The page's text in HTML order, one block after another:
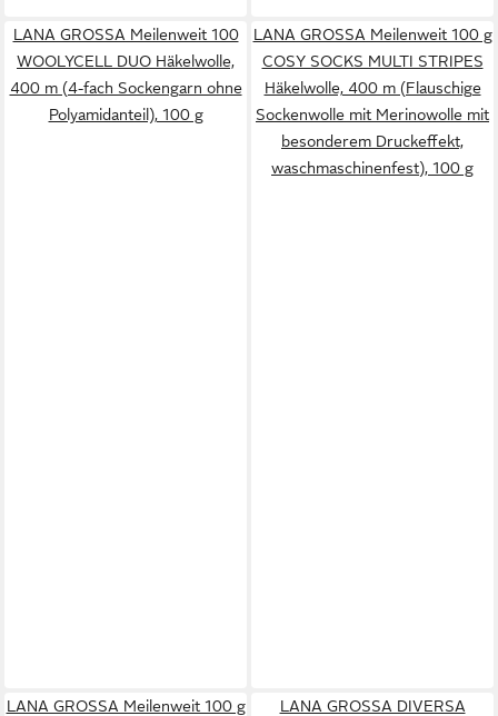
LANA GROSSA Meilenweit 100
WOOLYCELL DUO Häkelwolle,
400 m (4-fach Sockengarn ohne
Polyamidanteil), 100 g
LANA GROSSA Meilenweit 100 g
COSY SOCKS MULTI STRIPES
Häkelwolle, 400 m (Flauschige
Sockenwolle mit Merinowolle mit
besonderem Druckeffekt,
waschmaschinenfest), 100 g
LANA GROSSA Meilenweit 100 g
LANA GROSSA DIVERSA